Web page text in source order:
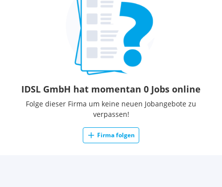
IDSL GmbH hat momentan 0 Jobs online
Folge dieser Firma um keine neuen Jobangebote zu
verpassen!
Firma folgen